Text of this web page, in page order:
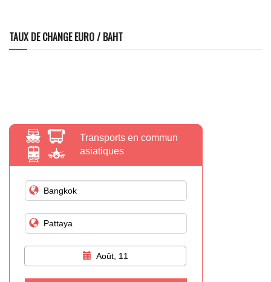
TAUX DE CHANGE EURO / BAHT
Transports en commun
asiatiques
Août, 11